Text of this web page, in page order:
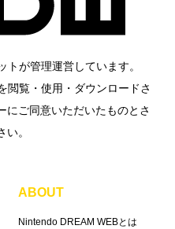
が管理運営しています。
閲覧・使用・ダウンロードさ
にご同意いただいたものとさ
。
ABOUT
Nintendo DREAM WEBとは